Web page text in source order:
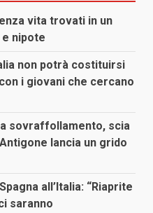
vita trovati in un
nipote
non potrà costituirsi
i giovani che cercano
sovraffollamento, scia
lancia un grido
all’Italia: “Riaprite
saranno